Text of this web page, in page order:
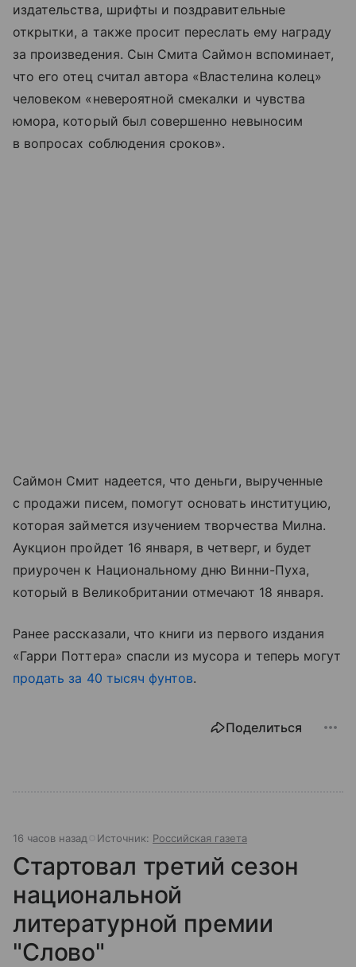
издательства, шрифты и поздравительные
открытки, а также просит переслать ему награду
за произведения. Сын Смита Саймон вспоминает,
что его отец считал автора «Властелина колец»
человеком «невероятной смекалки и чувства
юмора, который был совершенно невыносим
в вопросах соблюдения сроков».
Саймон Смит надеется, что деньги, вырученные
с продажи писем, помогут основать институцию,
которая займется изучением творчества Милна.
Аукцион пройдет 16 января, в четверг, и будет
приурочен к Национальному дню Винни-Пуха,
который в Великобритании отмечают 18 января.
Ранее рассказали, что книги из первого издания
«Гарри Поттера» спасли из мусора и теперь могут
продать за 40 тысяч фунтов.
Поделиться
16 часов назад Источник: Российская газета
Стартовал третий сезон
национальной
литературной премии
"Слово"